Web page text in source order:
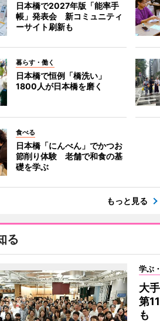
日本橋で2027年版「能率手
帳」発表会 新コミュニティ
ーサイト刷新も
暮らす・働く
日本橋で恒例「橋洗い」
1800人が日本橋を磨く
食べる
日本橋「にんべん」でかつお
節削り体験 老舗で和食の基
礎を学ぶ
もっと見る
る
学ぶ
大
第
も